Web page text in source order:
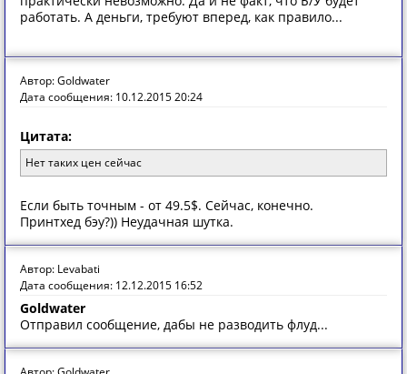
работать. А деньги, требуют вперед, как правило...
Автор: Goldwater
Дата сообщения: 10.12.2015 20:24
Цитата:
Нет таких цен сейчас
Если быть точным - от 49.5$. Сейчас, конечно.
Принтхед бэу?)) Неудачная шутка.
Автор: Levabati
Дата сообщения: 12.12.2015 16:52
Goldwater
Отправил сообщение, дабы не разводить флуд...